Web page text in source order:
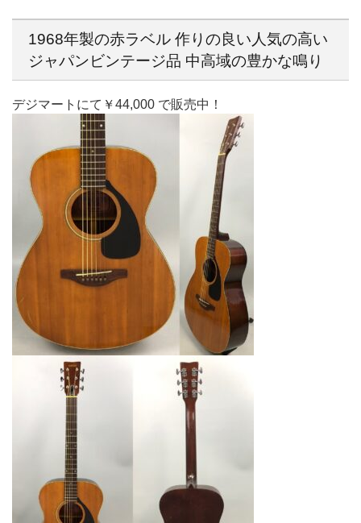
1968年製の赤ラベル 作りの良い人気の高い
ジャパンビンテージ品 中高域の豊かな鳴り
デジマートにて￥44,000 で販売中！